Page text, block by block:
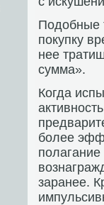
Подобные
покупку
нее
сумма».
Когда
более
заранее.